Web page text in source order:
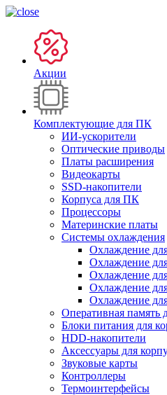
Акции
Комплектующие для ПК
ИИ-ускорители
Оптические приводы
Платы расширения
Видеокарты
SSD-накопители
Корпуса для ПК
Процессоры
Материнские платы
Системы охлаждения
Охлаждение
Охлаждение
Охлаждение
Охлаждение
Охлаждение
Оперативная память
Блоки питания для
HDD-накопители
Аксессуары для
Звуковые карты
Контроллеры
Термоинтерфейсы